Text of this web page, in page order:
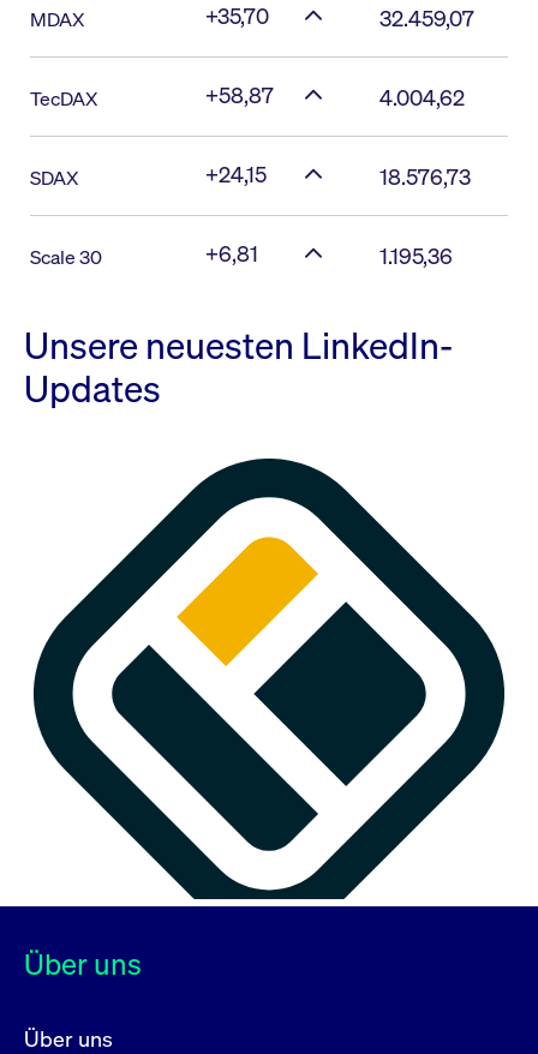
MDAX +35,70 32.459,07
TecDAX +58,87 4.004,62
SDAX +24,15 18.576,73
Scale 30 +6,81 1.195,36
Unsere neuesten LinkedIn-
Updates
Über uns
Über uns